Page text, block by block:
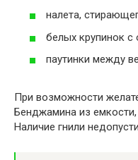
налета,
белых крупинок с
паутинки между
При возможности
Бенджамина из
Наличие гнили